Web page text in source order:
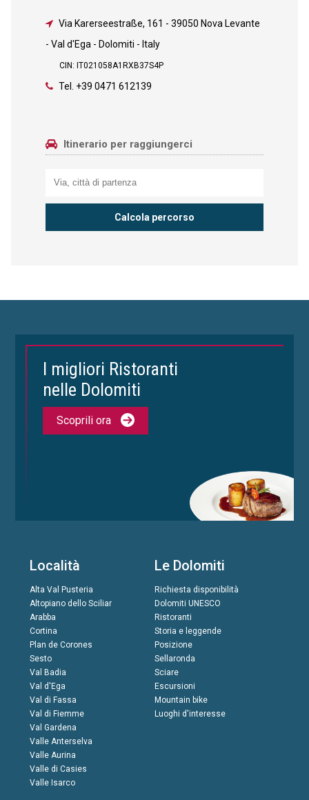
Via Karerseestraße, 161 - 39050 Nova Levante
- Val d'Ega - Dolomiti - Italy
CIN: IT021058A1RXB37S4P
Tel. +39 0471 612139
Itinerario per raggiungerci
I migliori Ristoranti
nelle Dolomiti
Scoprili ora
Località
Alta Val Pusteria
Altopiano dello Sciliar
Arabba
Cortina
Plan de Corones
Sesto
Val Badia
Val d'Ega
Val di Fassa
Val di Fiemme
Val Gardena
Valle Anterselva
Valle Aurina
Valle di Casies
Valle Isarco
Le Dolomiti
Richiesta disponibilità
Dolomiti UNESCO
Ristoranti
Storia e leggende
Posizione
Sellaronda
Sciare
Escursioni
Mountain bike
Luoghi d'interesse